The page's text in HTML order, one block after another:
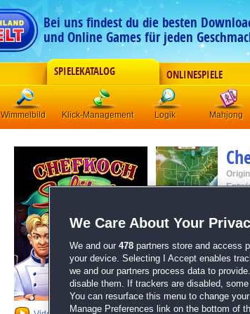
Bei uns findest du die besten
und Online Games für jeden
SPIELEKATALOG ONLINESPIELE
Wimmelbild Klick-Management Logik Mahjong
We Care About Your
We and our 478 partners store and access
your device. Selecting I Accept enables
we and our partners process data to
disable them. If trackers are disabled,
You can resurface this menu to change
Manage Preferences link on the bottom of